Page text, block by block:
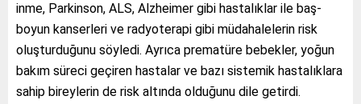
inme, Parkinson, ALS, Alzheimer gibi hastalıklar ile baş-
boyun kanserleri ve radyoterapi gibi müdahalelerin risk
oluşturduğunu söyledi. Ayrıca prematüre bebekler, yoğun
bakım süreci geçiren hastalar ve bazı sistemik hastalıklara
sahip bireylerin de risk altında olduğunu dile getirdi.